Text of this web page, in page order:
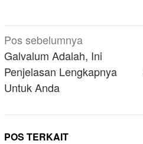
Navigasi
pos
Pos sebelumnya
Galvalum Adalah, Ini
Penjelasan Lengkapnya
Untuk Anda
POS TERKAIT